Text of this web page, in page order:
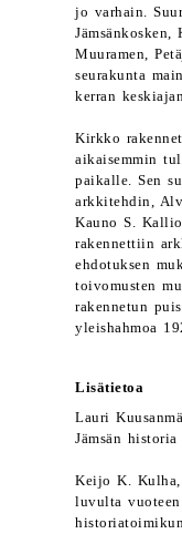
jo varhain.
Jämsänkosken,
Muuramen,
seurakunta
kerran
Kirkko
aikaisemmin
paikalle. Sen
arkkitehdin,
Kauno S.
rakennettiin
ehdotuksen
toivomusten
rakennetun
yleishahmoa
Lisätietoa
Lauri
Jämsän
Keijo K. Kulha,
luvulta vuoteen